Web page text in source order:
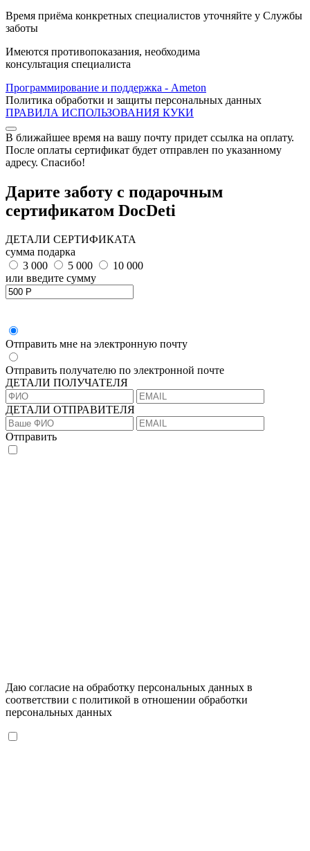
Время приёма конкретных специалистов уточняйте у Службы
заботы
Имеются противопоказания, необходима
консультация специалиста
Программирование и поддержка - Ameton
Политика обработки и защиты персональных данных
ПРАВИЛА ИСПОЛЬЗОВАНИЯ КУКИ
В ближайшее время на вашу почту придет ссылка на оплату.
После оплаты сертификат будет отправлен по указанному
адресу. Спасибо!
Дарите заботу с подарочным
сертификатом DocDeti
ДЕТАЛИ СЕРТИФИКАТА
сумма подарка
3 000
5 000
10 000
или введите сумму
Отправить мне на электронную почту
Отправить получателю по электронной почте
ДЕТАЛИ ПОЛУЧАТЕЛЯ
ДЕТАЛИ ОТПРАВИТЕЛЯ
Отправить
Даю согласие на обработку персональных данных в
соответствии с политикой в отношении обработки
персональных данных